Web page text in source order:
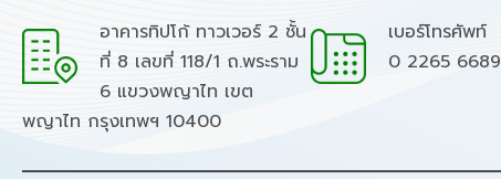
อาคารทิปโก้ ทาวเวอร์ 2 ชั้น
ที่ 8 เลขที่ 118/1 ถ.พระราม
6 แขวงพญาไท เขต
พญาไท กรุงเทพฯ 10400
เบอร์โทรศัพท์
0 2265 6689